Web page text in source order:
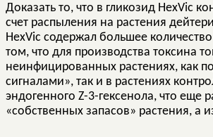
Доказать то, что в гликозид HexVic
счет распыления на растения
HexVic содержал большее
том, что для производства токсина
неинфицированных растениях, как
сигналами», так и в растениях
эндогенного Z-3-гексенола, что еще
«собственных запасов» растения, а